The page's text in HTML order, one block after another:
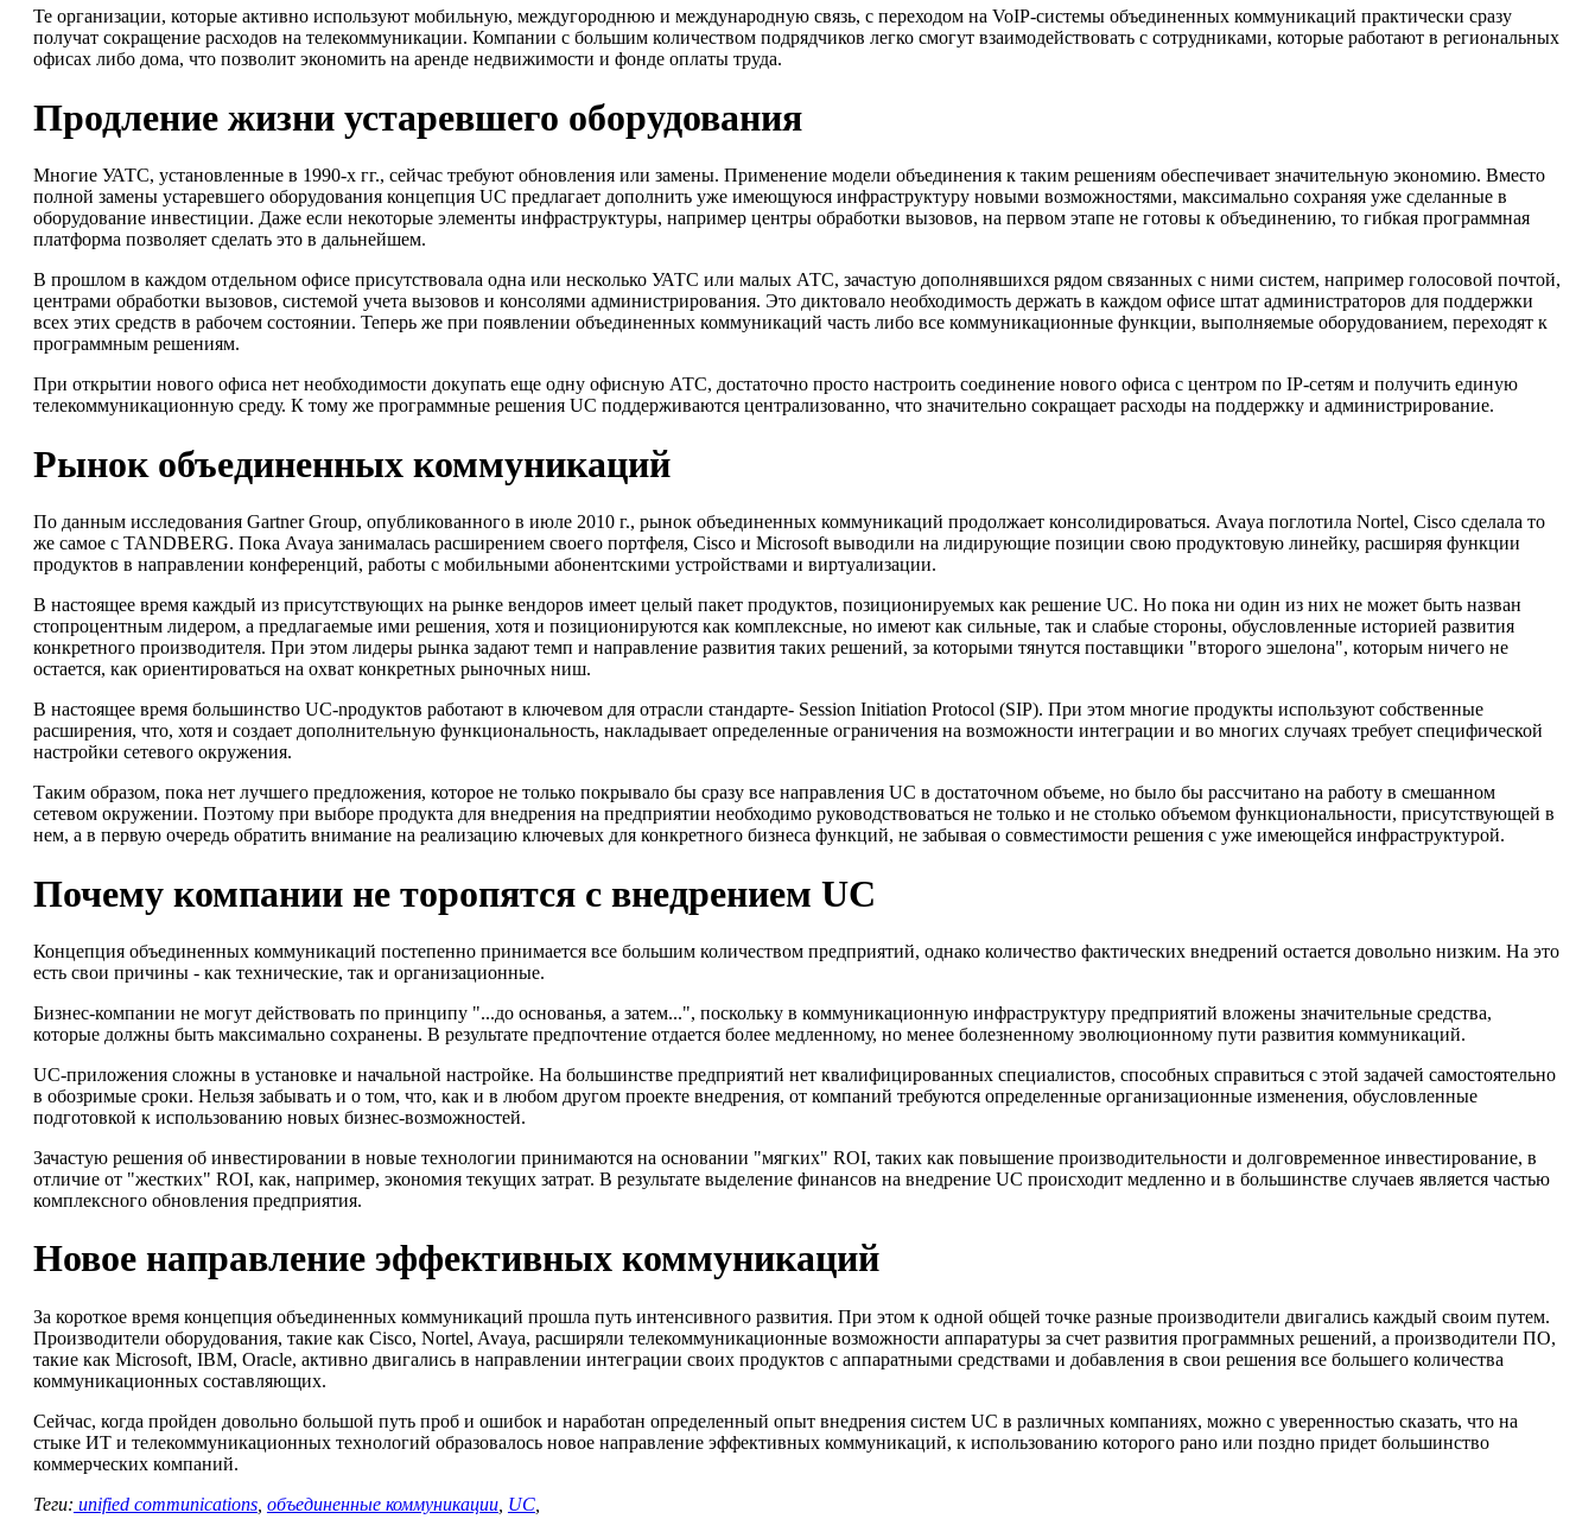
Те организации, которые активно используют мобильную, междугороднюю и международную связь, с переходом на VoIP-системы объединенных коммуникаций практически сразу
получат сокращение расходов на телекоммуникации. Компании с большим количеством подрядчиков легко смогут взаимодействовать с сотрудниками, которые работают в региональных
офисах либо дома, что позволит экономить на аренде недвижимости и фонде оплаты труда.
Продление жизни устаревшего оборудования
Многие УАТС, установленные в 1990-х гг., сейчас требуют обновления или замены. Применение модели объединения к таким решениям обеспечивает значительную экономию. Вместо
полной замены устаревшего оборудования концепция UC предлагает дополнить уже имеющуюся инфраструктуру новыми возможностями, максимально сохраняя уже сделанные в
оборудование инвестиции. Даже если некоторые элементы инфраструктуры, например центры обработки вызовов, на первом этапе не готовы к объединению, то гибкая программная
платформа позволяет сделать это в дальнейшем.
В прошлом в каждом отдельном офисе присутствовала одна или несколько УАТС или малых АТС, зачастую дополнявшихся рядом связанных с ними систем, например голосовой почтой,
центрами обработки вызовов, системой учета вызовов и консолями администрирования. Это диктовало необходимость держать в каждом офисе штат администраторов для поддержки
всех этих средств в рабочем состоянии. Теперь же при появлении объединенных коммуникаций часть либо все коммуникационные функции, выполняемые оборудованием, переходят к
программным решениям.
При открытии нового офиса нет необходимости докупать еще одну офисную АТС, достаточно просто настроить соединение нового офиса с центром по IP-сетям и получить единую
телекоммуникационную среду. К тому же программные решения UC поддерживаются централизованно, что значительно сокращает расходы на поддержку и администрирование.
Рынок объединенных коммуникаций
По данным исследования Gartner Group, опубликованного в июле 2010 г., рынок объединенных коммуникаций продолжает консолидироваться. Avaya поглотила Nortel, Cisco сделала то
же самое с TANDBERG. Пока Avaya занималась расширением своего портфеля, Cisco и Microsoft выводили на лидирующие позиции свою продуктовую линейку, расширяя функции
продуктов в направлении конференций, работы с мобильными абонентскими устройствами и виртуализации.
В настоящее время каждый из присутствующих на рынке вендоров имеет целый пакет продуктов, позиционируемых как решение UC. Но пока ни один из них не может быть назван
стопроцентным лидером, а предлагаемые ими решения, хотя и позиционируются как комплексные, но имеют как сильные, так и слабые стороны, обусловленные историей развития
конкретного производителя. При этом лидеры рынка задают темп и направление развития таких решений, за которыми тянутся поставщики "второго эшелона", которым ничего не
остается, как ориентироваться на охват конкретных рыночных ниш.
В настоящее время большинство UC-npoдуктов работают в ключевом для отрасли стандарте- Session Initiation Protocol (SIP). При этом многие продукты используют собственные
расширения, что, хотя и создает дополнительную функциональность, накладывает определенные ограничения на возможности интеграции и во многих случаях требует специфической
настройки сетевого окружения.
Таким образом, пока нет лучшего предложения, которое не только покрывало бы сразу все направления UC в достаточном объеме, но было бы рассчитано на работу в смешанном
сетевом окружении. Поэтому при выборе продукта для внедрения на предприятии необходимо руководствоваться не только и не столько объемом функциональности, присутствующей в
нем, а в первую очередь обратить внимание на реализацию ключевых для конкретного бизнеса функций, не забывая о совместимости решения с уже имеющейся инфраструктурой.
Почему компании не торопятся с внедрением UC
Концепция объединенных коммуникаций постепенно принимается все большим количеством предприятий, однако количество фактических внедрений остается довольно низким. На это
есть свои причины - как технические, так и организационные.
Бизнес-компании не могут действовать по принципу "...до основанья, а затем...", поскольку в коммуникационную инфраструктуру предприятий вложены значительные средства,
которые должны быть максимально сохранены. В результате предпочтение отдается более медленному, но менее болезненному эволюционному пути развития коммуникаций.
UC-приложения сложны в установке и начальной настройке. На большинстве предприятий нет квалифицированных специалистов, способных справиться с этой задачей самостоятельно
в обозримые сроки. Нельзя забывать и о том, что, как и в любом другом проекте внедрения, от компаний требуются определенные организационные изменения, обусловленные
подготовкой к использованию новых бизнес-возможностей.
Зачастую решения об инвестировании в новые технологии принимаются на основании "мягких" ROI, таких как повышение производительности и долговременное инвестирование, в
отличие от "жестких" ROI, как, например, экономия текущих затрат. В результате выделение финансов на внедрение UC происходит медленно и в большинстве случаев является частью
комплексного обновления предприятия.
Новое направление эффективных коммуникаций
За короткое время концепция объединенных коммуникаций прошла путь интенсивного развития. При этом к одной общей точке разные производители двигались каждый своим путем.
Производители оборудования, такие как Cisco, Nortel, Avaya, расширяли телекоммуникационные возможности аппаратуры за счет развития программных решений, а производители ПО,
такие как Microsoft, IBM, Oracle, активно двигались в направлении интеграции своих продуктов с аппаратными средствами и добавления в свои решения все большего количества
коммуникационных составляющих.
Сейчас, когда пройден довольно большой путь проб и ошибок и наработан определенный опыт внедрения систем UC в различных компаниях, можно с уверенностью сказать, что на
стыке ИТ и телекоммуникационных технологий образовалось новое направление эффективных коммуникаций, к использованию которого рано или поздно придет большинство
коммерческих компаний.
Теги: unified communications, объединенные коммуникации, UC,